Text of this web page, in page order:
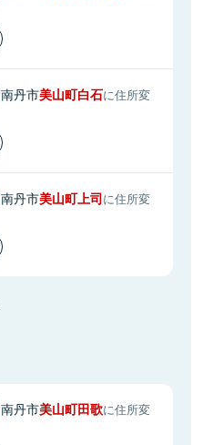
南丹市美山町白石に住所変
南丹市美山町上司に住所変
南丹市美山町田歌に住所変